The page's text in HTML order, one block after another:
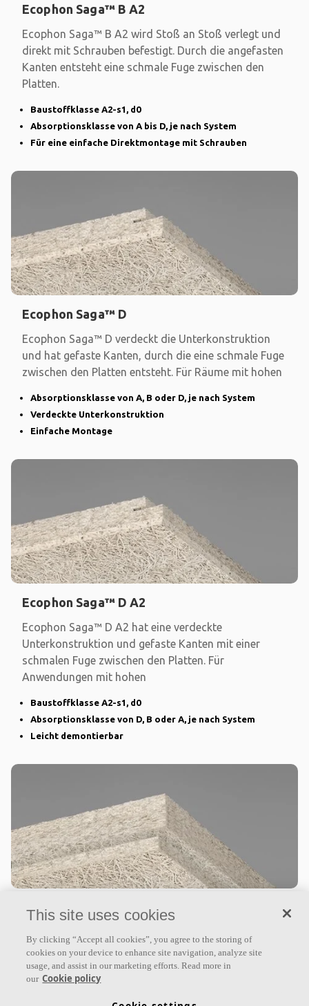
Ecophon Saga™ B A2
Ecophon Saga™ B A2 wird Stoß an Stoß verlegt und
direkt mit Schrauben befestigt. Durch die angefasten
Kanten entsteht eine schmale Fuge zwischen den
Platten.
Baustoffklasse A2-s1, d0
Absorptionsklasse von A bis D, je nach System
Für eine einfache Direktmontage mit Schrauben
Ecophon Saga™ D
Ecophon Saga™ D verdeckt die Unterkonstruktion
und hat gefaste Kanten, durch die eine schmale Fuge
zwischen den Platten entsteht. Für Räume mit hohen
Absorptionsklasse von A, B oder D, je nach System
Verdeckte Unterkonstruktion
Einfache Montage
Ecophon Saga™ D A2
Ecophon Saga™ D A2 hat eine verdeckte
Unterkonstruktion und gefaste Kanten mit einer
schmalen Fuge zwischen den Platten. Für
Anwendungen mit hohen
Baustoffklasse A2-s1, d0
Absorptionsklasse von D, B oder A, je nach System
Leicht demontierbar
Ecophon Saga™ E
Unterkonstruktion mit sichtbarer Schiene, die eine
Decke mit Schatteneffekt erzeugt und dabei jede
Platte betont. Für Räume,
This site uses cookies
By clicking “Accept all cookies”, you agree to the storing of
cookies on your device to enhance site navigation, analyze site
usage, and assist in our marketing efforts. Read more in
our Cookie policy